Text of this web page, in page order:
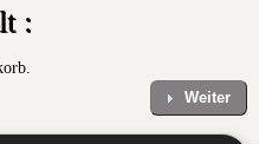
:
Weiter